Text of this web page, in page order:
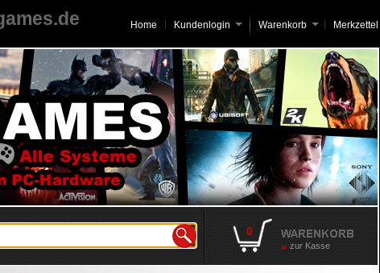
Home Kundenlogin Merkzettel
Warenkorb
0
zur Kasse